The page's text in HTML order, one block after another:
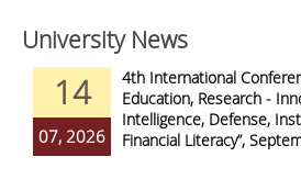
University News
14
07, 2026
4th International
Education, Research -
Intelligence, Defense,
Financial Literacy”,